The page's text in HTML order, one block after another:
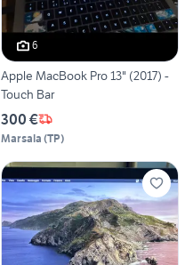
6
Apple MacBook Pro 13" (2017) -
Touch Bar
300 €
Marsala (TP)